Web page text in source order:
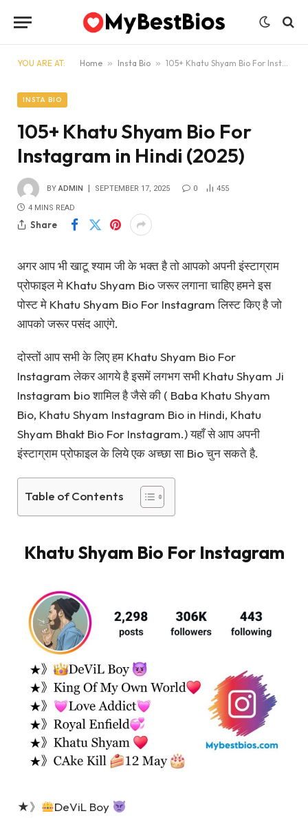
YOU ARE AT: Home » Insta Bio » 105+ Khatu Shyam Bio For Instagram in Hindi (2025)
INSTA BIO
105+ Khatu Shyam Bio For
Instagram in Hindi (2025)
BY ADMIN SEPTEMBER 17, 2025 0 455
4 MINS READ
Share
अगर आप भी खाटू श्याम जी के भक्त है तो आपको अपनी इंस्टाग्राम
प्रोफाइल मे Khatu Shyam Bio जरूर लगाना चाहिए हमने इस
पोस्ट मे Khatu Shyam Bio For Instagram लिस्ट किए है जो
आपको जरूर पसंद आएंगे.
दोस्तों आप सभी के लिए हम Khatu Shyam Bio For
Instagram लेकर आगये है इसमें लगभग सभी Khatu Shyam Ji
Instagram bio शामिल है जैसे की ( Baba Khatu Shyam
Bio, Khatu Shyam Instagram Bio in Hindi, Khatu
Shyam Bhakt Bio For Instagram.) यहाँ से आप अपनी
इंस्टाग्राम प्रोफाइल के लिये एक अच्छा सा Bio चुन सकते है.
Table of Contents
Khatu Shyam Bio For Instagram
★》
DeViL Boy